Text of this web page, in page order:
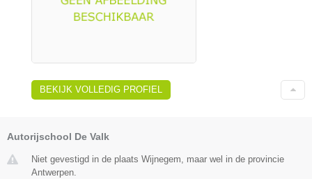
BEKIJK VOLLEDIG PROFIEL
Autorijschool De Valk
Niet gevestigd in de plaats Wijnegem, maar wel in de provincie
Antwerpen.